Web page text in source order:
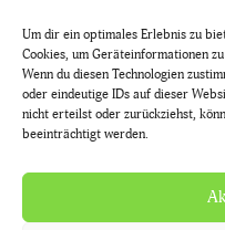
Um dir ein optimales Erlebnis zu
Cookies, um Geräteinformationen
Wenn du diesen Technologien
oder eindeutige IDs auf dieser
nicht erteilst oder zurückziehst,
beeinträchtigt werden.
AGBs
Datenschutzerklärung
Widerruf
Impressum